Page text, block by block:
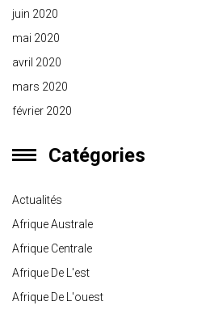
juin 2020
mai 2020
avril 2020
mars 2020
février 2020
Catégories
Actualités
Afrique Australe
Afrique Centrale
Afrique De L'est
Afrique De L'ouest